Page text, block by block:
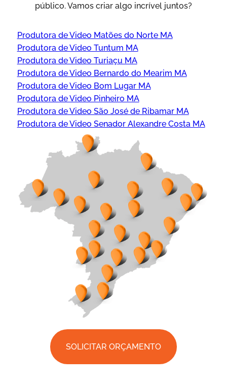
público. Vamos criar algo incrível juntos?
Produtora de Video Matões do Norte MA
Produtora de Video Tuntum MA
Produtora de Video Turiaçu MA
Produtora de Video Bernardo do Mearim MA
Produtora de Video Bom Lugar MA
Produtora de Video Pinheiro MA
Produtora de Video São José de Ribamar MA
Produtora de Video Senador Alexandre Costa MA
SOLICITAR ORÇAMENTO